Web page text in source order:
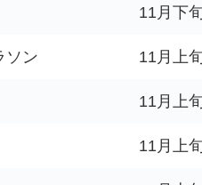
11月下
ソン 11月上
11月上
11月上